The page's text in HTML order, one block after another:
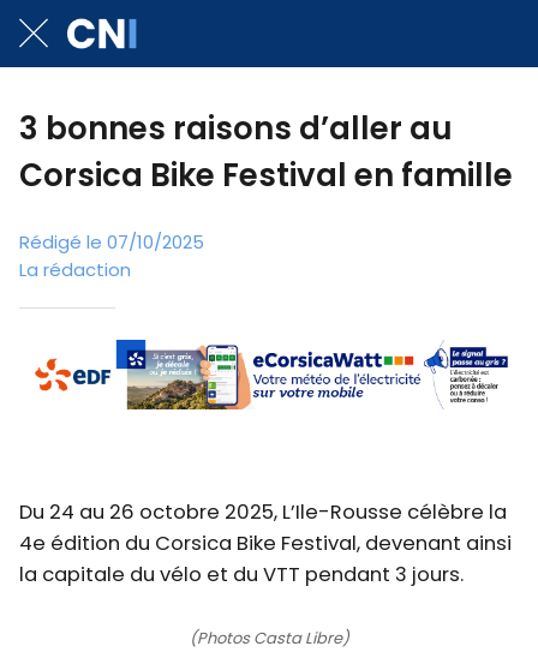
3 bonnes raisons d’aller au
Corsica Bike Festival en famille
Rédigé le 07/10/2025
La rédaction
Du 24 au 26 octobre 2025, L’Ile-Rousse célèbre la
4e édition du Corsica Bike Festival, devenant ainsi
la capitale du vélo et du VTT pendant 3 jours.
(Photos Casta Libre)